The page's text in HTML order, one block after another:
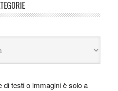
di testi o immagini è solo a